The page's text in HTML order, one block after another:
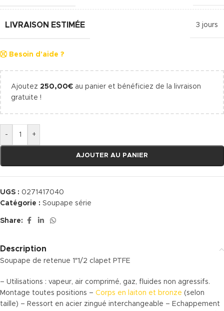
LIVRAISON ESTIMÉE 3 jours
Besoin d'aide ?
Ajoutez 250,00€ au panier et bénéficiez de la livraison
gratuite !
- +
AJOUTER AU PANIER
UGS : 0271417040
Catégorie : Soupape série
Share:
Description
Soupape de retenue 1″1/2 clapet PTFE
– Utilisations : vapeur, air comprimé, gaz, fluides non agressifs.
Montage toutes positions – Corps en laiton et bronze (selon
taille) – Ressort en acier zingué interchangeable – Echappement